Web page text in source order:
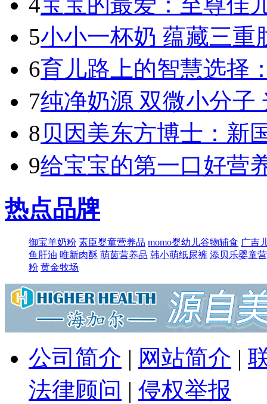
5小小一杯奶 蕴藏三
6育儿路上的智慧选择
7纯净奶源 双微小分子
8 贝因美东方博士：新
9给宝宝的第一口好营
热点品牌
御宝羊奶粉 素臣婴童营养品 momo婴幼儿谷物辅食 广吉
鱼肝油 唯新肉酥 萌​茵营养品 韩小萌纸尿裤 添贝乐婴童
粉 黄金牧场
公司简介 | 网站简介 |
法律顾问 | 侵权举报